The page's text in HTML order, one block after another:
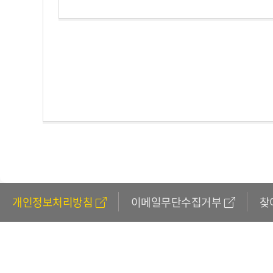
개인정보처리방침 이메일무단수집거부 찾